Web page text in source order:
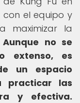
el equipo y
maximizar la
Aunque no se
extenso, es
un espacio
practicar las
y efectiva.